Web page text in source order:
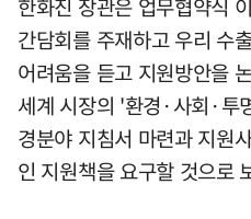
한화진 장관은 업무협약식
간담회를 주재하고 우리 수
어려움을 듣고 지원방안을
세계 시장의 '환경·사회·투
경분야 지침서 마련과 지원
인 지원책을 요구할 것으로